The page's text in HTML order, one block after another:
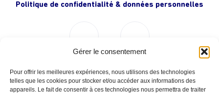
Gérer le consentement
Pour offrir les meilleures expériences, nous utilisons des technologies
telles que les cookies pour stocker et/ou accéder aux informations des
appareils. Le fait de consentir à ces technologies nous permettra de traiter
Politique de confidentialité & données personnelles
Liens utiles (Partenaires Institutionnels)